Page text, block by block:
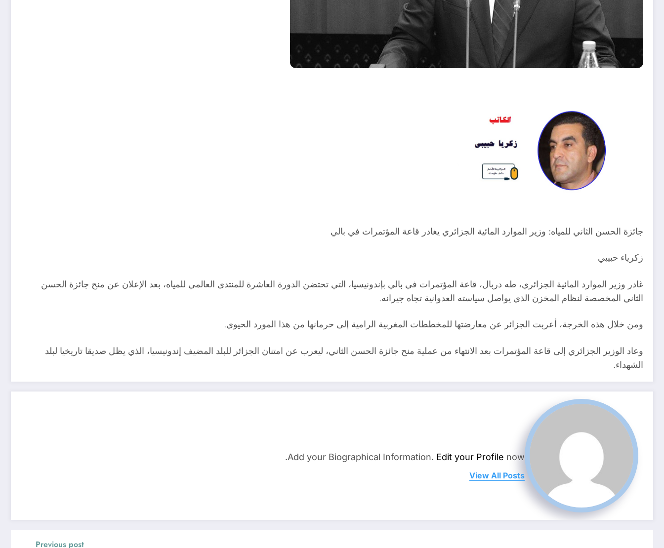
جائزة الحسن الثاني للمياه: وزير الموارد المائية الجزائري يغادر قاعة المؤتمرات في بالي
زكرياء حبيبي
غادر وزير الموارد المائية الجزائري، طه دربال، قاعة المؤتمرات في بالي بإندونيسيا، التي تحتضن الدورة العاشرة للمنتدى العالمي للمياه، بعد الإعلان عن منح جائزة الحسن
الثاني المخصصة لنظام المخزن الذي يواصل سياسته العدوانية تجاه جيرانه.
ومن خلال هذه الخرجة، أعربت الجزائر عن معارضتها للمخططات المغربية الرامية إلى حرمانها من هذا المورد الحيوي.
وعاد الوزير الجزائري إلى قاعة المؤتمرات بعد الانتهاء من عملية منح جائزة الحسن الثاني، ليعرب عن امتنان الجزائر للبلد المضيف إندونيسيا، الذي يظل صديقا تاريخيا لبلد
الشهداء.
Add your Biographical Information. Edit your Profile now.
View All Posts
Previous post